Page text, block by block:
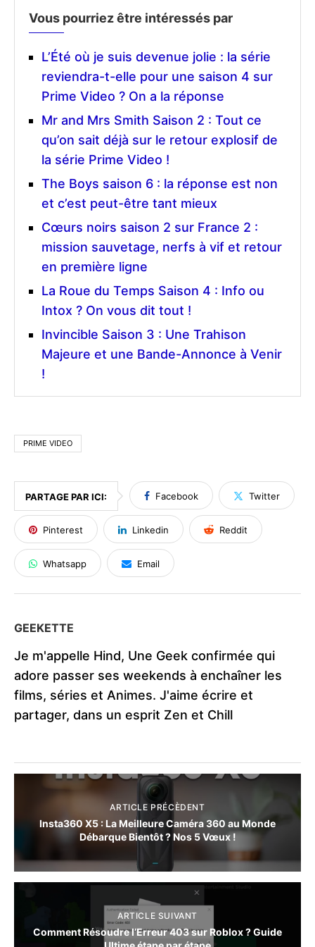
Vous pourriez être intéressés par
L’Été où je suis devenue jolie : la série
reviendra-t-elle pour une saison 4 sur
Prime Video ? On a la réponse
Mr and Mrs Smith Saison 2 : Tout ce
qu’on sait déjà sur le retour explosif de
la série Prime Video !
The Boys saison 6 : la réponse est non
et c’est peut-être tant mieux
Cœurs noirs saison 2 sur France 2 :
mission sauvetage, nerfs à vif et retour
en première ligne
La Roue du Temps Saison 4 : Info ou
Intox ? On vous dit tout !
Invincible Saison 3 : Une Trahison
Majeure et une Bande-Annonce à Venir
!
PRIME VIDEO
PARTAGE PAR ICI: Facebook Twitter
Pinterest Linkedin Reddit
Whatsapp Email
GEEKETTE
Je m'appelle Hind, Une Geek confirmée qui
adore passer ses weekends à enchaîner les
films, séries et Animes. J'aime écrire et
partager, dans un esprit Zen et Chill
ARTICLE PRÉCÈDENT
Insta360 X5 : La Meilleure Caméra 360 au Monde
Débarque Bientôt ? Nos 5 Vœux !
ARTICLE SUIVANT
Comment Résoudre l’Erreur 403 sur Roblox ? Guide